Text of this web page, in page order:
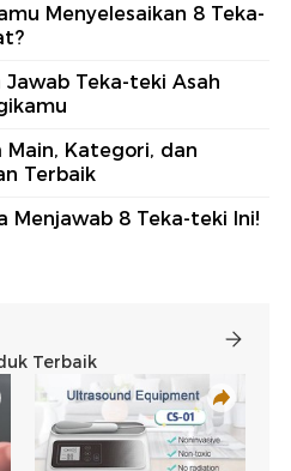
Menyelesaikan 8 Teka-
Teka-teki Asah
Main, Kategori, dan
Terbaik
Menjawab 8 Teka-teki Ini!